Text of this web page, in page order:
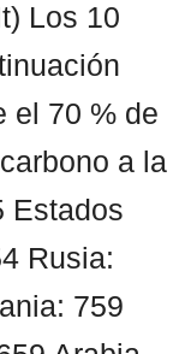
Los 10
el 70 % de
a la
Estados
Rusia:
759